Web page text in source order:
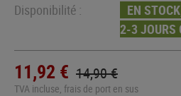
Disponibilité :
EN
2-3 JOURS
11,92 € 14,90 €
TVA incluse, frais de port en sus